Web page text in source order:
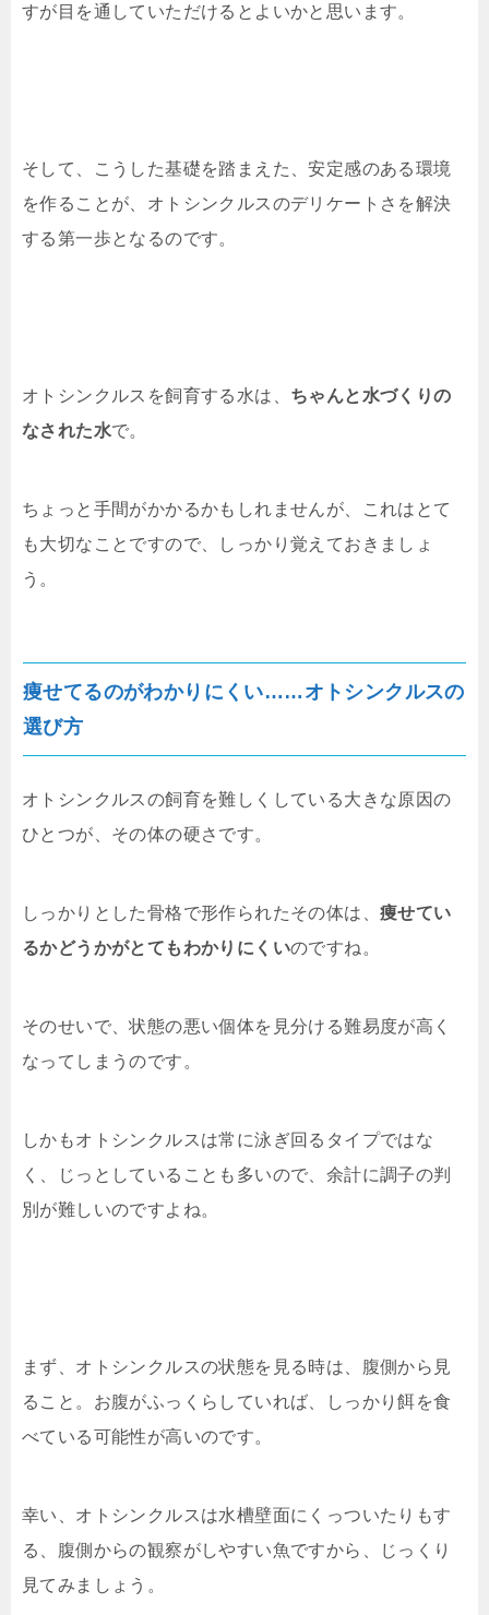
すが目を通していただけるとよいかと思います。
そして、こうした基礎を踏まえた、安定感のある環境
を作ることが、オトシンクルスのデリケートさを解決
する第一歩となるのです。
オトシンクルスを飼育する水は、 ちゃんと水づくりの
なされた水で。
ちょっと手間がかかるかもしれませんが、これはとて
も大切なことですので、しっかり覚えておきましょ
う。
痩せてるのがわかりにくい……オトシンクルスの
選び方
オトシンクルスの飼育を難しくしている大きな原因の
ひとつが、その体の硬さです。
しっかりとした骨格で形作られたその体は、 痩せてい
るかどうかがとてもわかりにくいのですね。
そのせいで、状態の悪い個体を見分ける難易度が高く
なってしまうのです。
しかもオトシンクルスは常に泳ぎ回るタイプではな
く、じっとしていることも多いので、余計に調子の判
別が難しいのですよね。
まず、オトシンクルスの状態を見る時は、腹側から見
ること。お腹がふっくらしていれば、しっかり餌を食
べている可能性が高いのです。
幸い、オトシンクルスは水槽壁面にくっついたりもす
る、腹側からの観察がしやすい魚ですから、じっくり
見てみましょう。